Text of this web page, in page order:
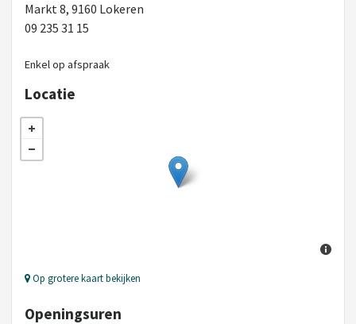
Markt 8, 9160 Lokeren
09 235 31 15
Enkel op afspraak
Locatie
Op grotere kaart bekijken
Openingsuren